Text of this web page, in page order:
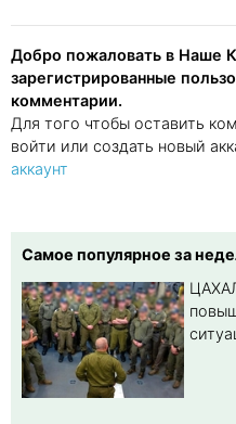
Добро пожаловать в Наше
зарегистрированные
комментарии.
Для того чтобы оставить
войти или создать новый
аккаунт
Самое популярное за